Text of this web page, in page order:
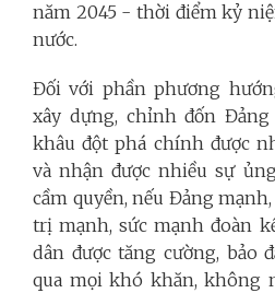
năm 2045 - thời điểm kỷ
nước.
Đối với phần phương
xây dựng, chỉnh đốn
khâu đột phá chính được
và nhận được nhiều sự
cầm quyền, nếu Đảng
trị mạnh, sức mạnh đoàn
dân được tăng cường, bảo
qua mọi khó khăn, không